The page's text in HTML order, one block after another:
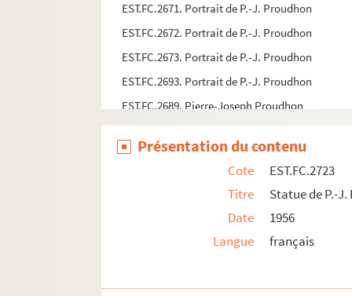
EST.FC.2671. Portrait de P.-J. Proudhon
EST.FC.2672. Portrait de P.-J. Proudhon
EST.FC.2673. Portrait de P.-J. Proudhon
EST.FC.2693. Portrait de P.-J. Proudhon
EST.FC.2689. Pierre-Joseph Proudhon
EST.FC.2690. Pierre-Joseph Proudhon
EST.FC.2684. Silhouette de Proudhon
EST.FC.2687. Portrait de Proudhon
EST.FC.2688. Portrait de Proudhon
EST.FC.2700. Portrait de Proudhon
EST.FC.2701. Portrait de Proudhon
Présentation du contenu
Cote
EST.FC.2723
Titre
Statue de P.-
Date
1956
Langue
français